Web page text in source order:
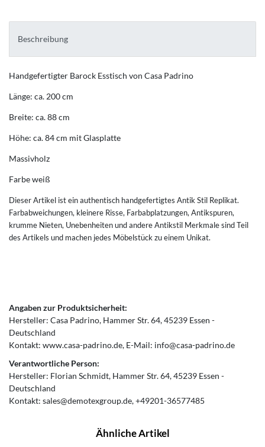
Beschreibung
Handgefertigter Barock Esstisch von Casa Padrino
Länge: ca. 200 cm
Breite: ca. 88 cm
Höhe: ca. 84 cm mit Glasplatte
Massivholz
Farbe weiß
Dieser Artikel ist ein authentisch handgefertigtes Antik Stil Replikat.
Farbabweichungen, kleinere Risse, Farbabplatzungen, Antikspuren,
krumme Nieten, Unebenheiten und andere Antikstil Merkmale sind Teil
des Artikels und machen jedes Möbelstück zu einem Unikat.
Angaben zur Produktsicherheit:
Hersteller: Casa Padrino Hammer Str.64 45239 Essen
Deutschland
Kontakt: www.casa-padrino.de E-Mail: info@casa-padrino.de
Verantwortliche Person:
Hersteller: Florian Schmidt Hammer Str.64 45239 Essen
Deutschland
Kontakt: sales@demotexgroup.de +49201-36577485
Ähnliche Artikel